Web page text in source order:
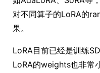
对不同算子的LoRA的
果。
LoRA目前已经是训练
LoRA的weights也非常